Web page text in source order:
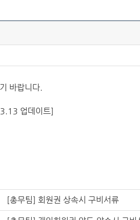
바랍니다.
업데이트]
[총무팀] 회원권 상속시 구비서류